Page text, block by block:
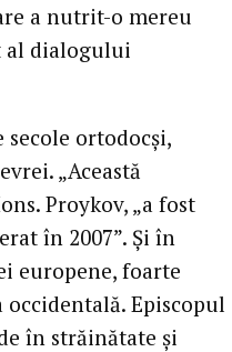
a nutrit-o mereu
al dialogului
ortodocși,
„Această
Proykov, „a fost
în 2007”. Și în
europene, foarte
Episcopul
în străinătate și